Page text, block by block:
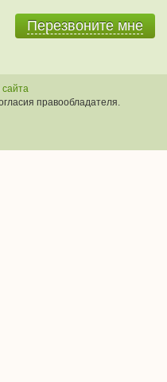
Перезвоните мне
сайта
правообладателя.